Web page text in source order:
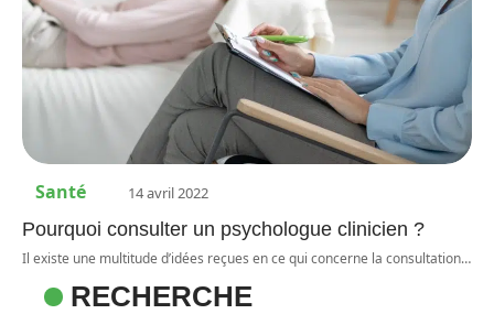
Santé 14 avril 2022
Pourquoi consulter un psychologue clinicien ?
Il existe une multitude d’idées reçues en ce qui concerne la consultation…
RECHERCHE